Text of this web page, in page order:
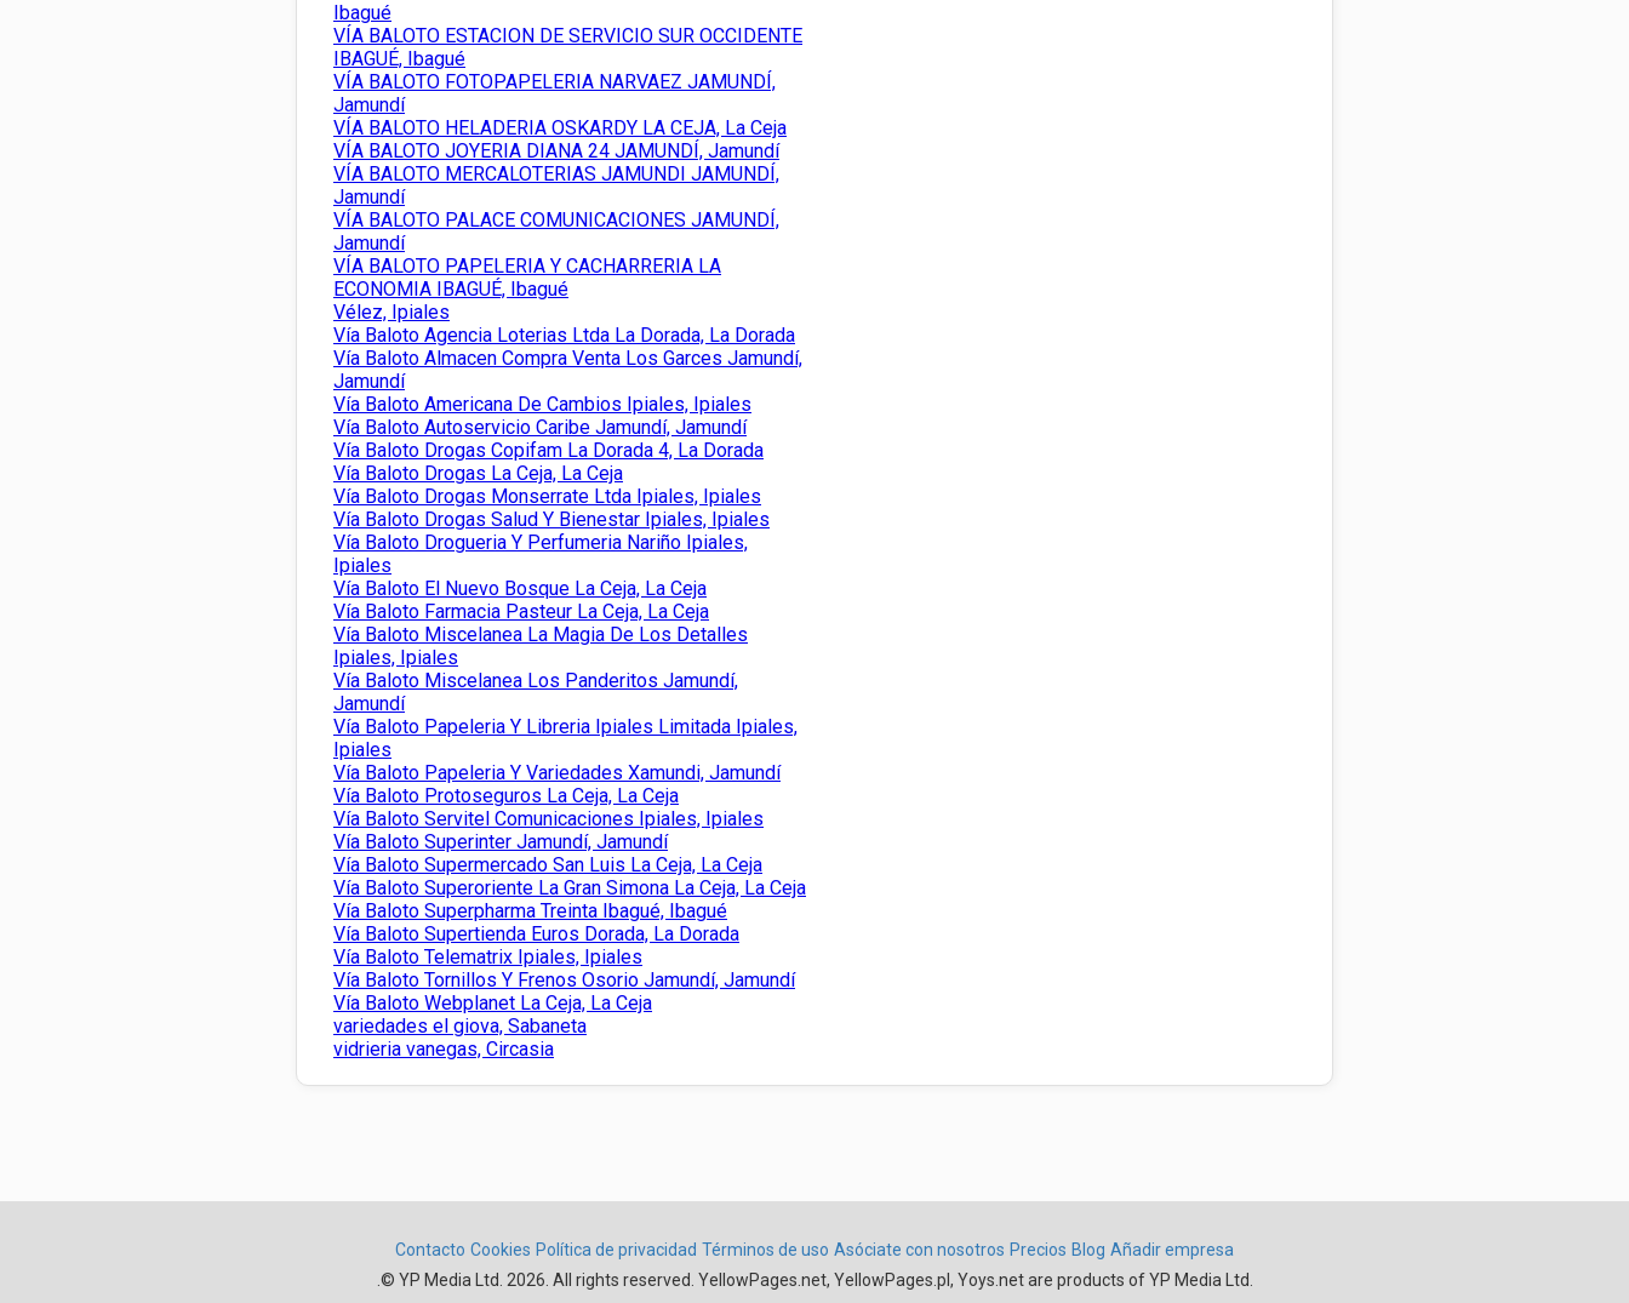
Ibagué
VÍA BALOTO ESTACION DE SERVICIO SUR OCCIDENTE
IBAGUÉ, Ibagué
VÍA BALOTO FOTOPAPELERIA NARVAEZ JAMUNDÍ,
Jamundí
VÍA BALOTO HELADERIA OSKARDY LA CEJA, La Ceja
VÍA BALOTO JOYERIA DIANA 24 JAMUNDÍ, Jamundí
VÍA BALOTO MERCALOTERIAS JAMUNDI JAMUNDÍ,
Jamundí
VÍA BALOTO PALACE COMUNICACIONES JAMUNDÍ,
Jamundí
VÍA BALOTO PAPELERIA Y CACHARRERIA LA
ECONOMIA IBAGUÉ, Ibagué
Vélez, Ipiales
Vía Baloto Agencia Loterias Ltda La Dorada, La Dorada
Vía Baloto Almacen Compra Venta Los Garces Jamundí,
Jamundí
Vía Baloto Americana De Cambios Ipiales, Ipiales
Vía Baloto Autoservicio Caribe Jamundí, Jamundí
Vía Baloto Drogas Copifam La Dorada 4, La Dorada
Vía Baloto Drogas La Ceja, La Ceja
Vía Baloto Drogas Monserrate Ltda Ipiales, Ipiales
Vía Baloto Drogas Salud Y Bienestar Ipiales, Ipiales
Vía Baloto Drogueria Y Perfumeria Nariño Ipiales,
Ipiales
Vía Baloto El Nuevo Bosque La Ceja, La Ceja
Vía Baloto Farmacia Pasteur La Ceja, La Ceja
Vía Baloto Miscelanea La Magia De Los Detalles
Ipiales, Ipiales
Vía Baloto Miscelanea Los Panderitos Jamundí,
Jamundí
Vía Baloto Papeleria Y Libreria Ipiales Limitada Ipiales,
Ipiales
Vía Baloto Papeleria Y Variedades Xamundi, Jamundí
Vía Baloto Protoseguros La Ceja, La Ceja
Vía Baloto Servitel Comunicaciones Ipiales, Ipiales
Vía Baloto Superinter Jamundí, Jamundí
Vía Baloto Supermercado San Luis La Ceja, La Ceja
Vía Baloto Superoriente La Gran Simona La Ceja, La Ceja
Vía Baloto Superpharma Treinta Ibagué, Ibagué
Vía Baloto Supertienda Euros Dorada, La Dorada
Vía Baloto Telematrix Ipiales, Ipiales
Vía Baloto Tornillos Y Frenos Osorio Jamundí, Jamundí
Vía Baloto Webplanet La Ceja, La Ceja
variedades el giova, Sabaneta
vidrieria vanegas, Circasia
Contacto Cookies Política de privacidad Términos de uso Asóciate con nosotros Precios Blog Añadir empresa
© YP Media Ltd. 2026. All rights reserved. YellowPages.net, YellowPages.pl, Yoys.net are products of YP Media Ltd.